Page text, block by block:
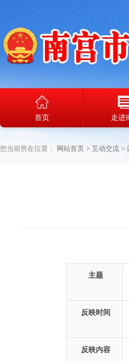
首页 走进
您当前所在位置： 网站首页 互动交流
主题
反映时间
反映内容